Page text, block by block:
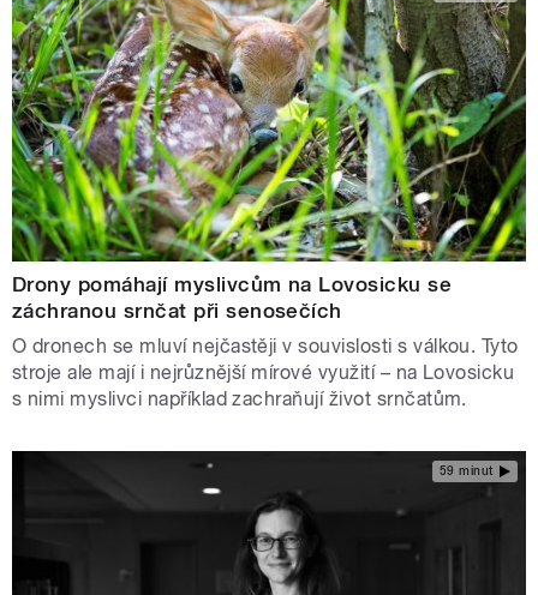
Drony pomáhají myslivcům na Lovosicku se
záchranou srnčat při senosečích
O dronech se mluví nejčastěji v souvislosti s válkou. Tyto
stroje ale mají i nejrůznější mírové využití – na Lovosicku
s nimi myslivci například zachraňují život srnčatům.
59 minut